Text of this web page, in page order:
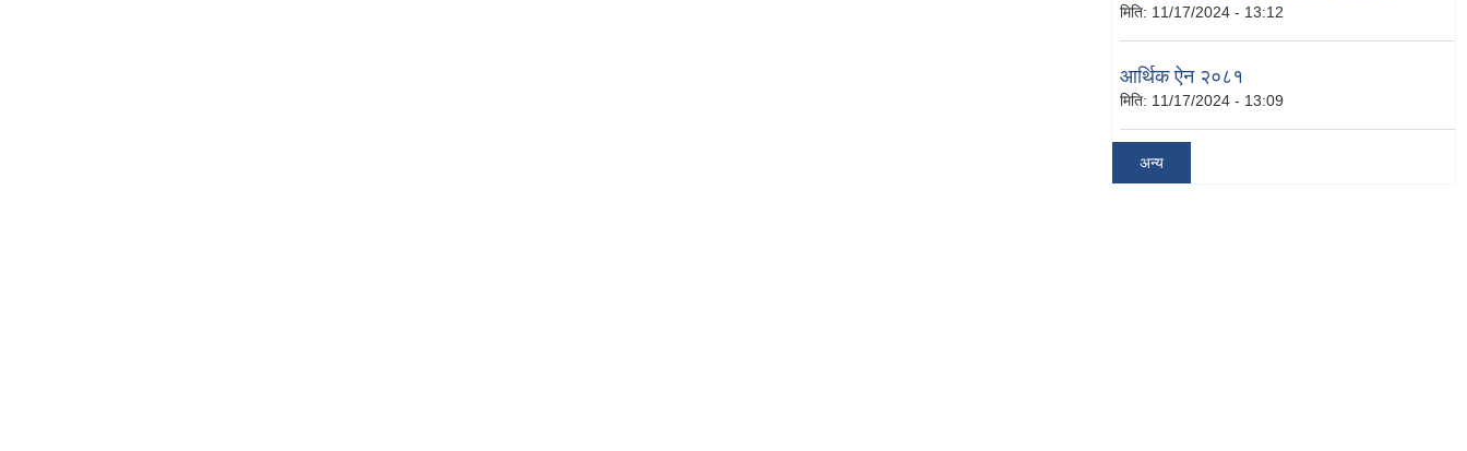
मिति: 11/17/2024 - 13:12
आर्थिक ऐन २०८१
मिति: 11/17/2024 - 13:09
अन्य